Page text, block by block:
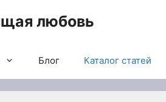
любовь
Блог Каталог статей